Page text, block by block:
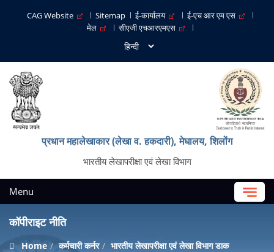
CAG Website Sitemap ई-कार्यालय
ई-एच आर एम एस
मेल
सीएजी एचआरएमएस
प्रधान महालेखाकार (लेखा व. हकदारी), मेघालय, शिलोंग
भारतीय लेखापरीक्षा एवं लेखा विभाग
Menu
कॉपीराइट नीति
Home कर्मचारी कर्नर
भारतीय लेखापरीक्षा एवं लेखा विभाग डाक